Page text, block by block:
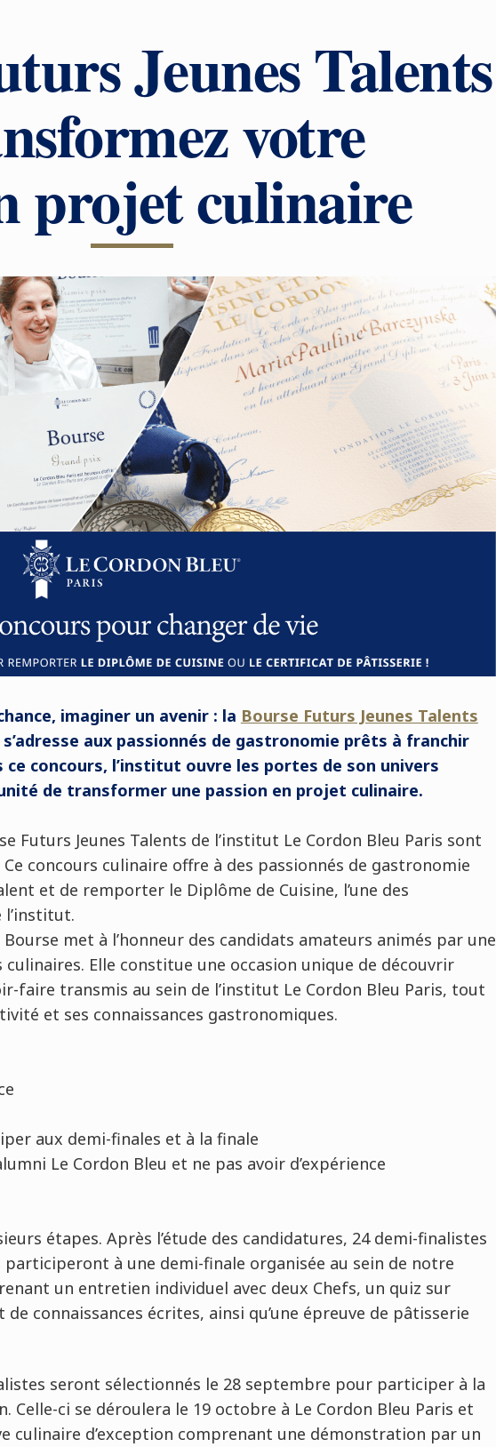
Jeunes Talents
votre
projet culinaire
imaginer un avenir : la Bourse Futurs Jeunes Talents
aux passionnés de gastronomie prêts à franchir
concours, l’institut ouvre les portes de son univers
de transformer une passion en projet culinaire.
Futurs Jeunes Talents de l’institut Le Cordon Bleu Paris sont
concours culinaire offre à des passionnés de gastronomie
et de remporter le Diplôme de Cuisine, l’une des
met à l’honneur des candidats amateurs animés par une
Elle constitue une occasion unique de découvrir
faire transmis au sein de l’institut Le Cordon Bleu Paris, tout
et ses connaissances gastronomiques.
aux demi-finales et à la finale
Le Cordon Bleu et ne pas avoir d’expérience
étapes. Après l’étude des candidatures, 24 demi-finalistes
à une demi-finale organisée au sein de notre
un entretien individuel avec deux Chefs, un quiz sur
de connaissances écrites, ainsi qu’une épreuve de pâtisserie
seront sélectionnés le 28 septembre pour participer à la
Celle-ci se déroulera le 19 octobre à Le Cordon Bleu Paris et
culinaire d’exception comprenant une démonstration par un